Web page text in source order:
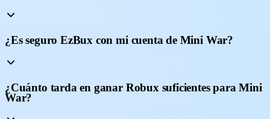
¿Es seguro EzBux con mi cuenta de Mini War?
¿Cuánto tarda en ganar Robux suficientes para Mini
War?